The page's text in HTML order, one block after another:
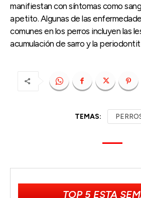
manifiestan con síntomas como
apetito. Algunas de las
comunes en los perros incluyen las
acumulación de sarro y la
TEMAS:
TOP 5 ESTA